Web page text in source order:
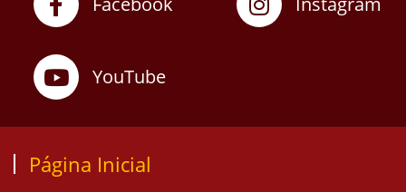
YouTube
Página Inicial